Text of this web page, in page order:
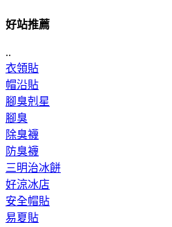
好站推薦
..
衣領貼
帽沿貼
腳臭剋星
腳臭
除臭襪
防臭襪
三明治冰餅
好涼冰店
安全帽貼
易夏貼